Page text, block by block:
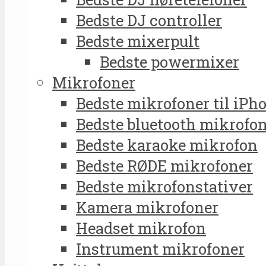
Bedste DJ controller
Bedste mixerpult
Bedste powermixer
Mikrofoner
Bedste mikrofoner til
Bedste bluetooth
Bedste karaoke mikrofon
Bedste RØDE mikrofoner
Bedste mikrofonstativer
Kamera mikrofoner
Headset mikrofon
Instrument mikrofoner